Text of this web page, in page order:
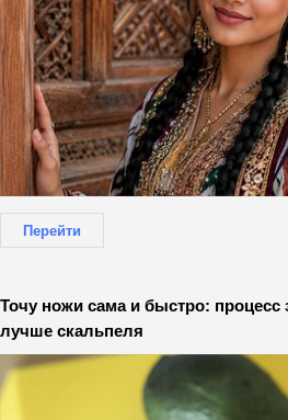
Перейти
Точу ножи сама и быстро: процесс
лучше скальпеля